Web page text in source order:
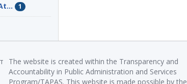
1
The website is created within the Transparency and
Accountability in Public Administration and Services
Program/TAPAS. This website is made possible by the